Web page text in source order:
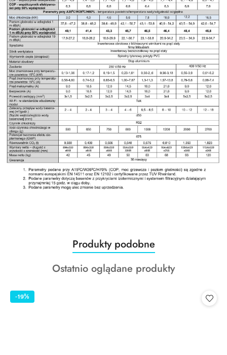
Pomiń karuzelę produktów
Produkty
o
statusie:
Produkty podobne
Produkty
Ostatnio oglądane produkty
-19%